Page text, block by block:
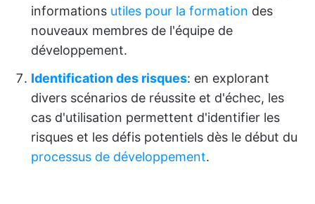
informations utiles pour la formation des
nouveaux membres de l'équipe de
développement.
Identification des risques: en explorant
divers scénarios de réussite et d'échec, les
cas d'utilisation permettent d'identifier les
risques et les défis potentiels dès le début du
processus de développement.